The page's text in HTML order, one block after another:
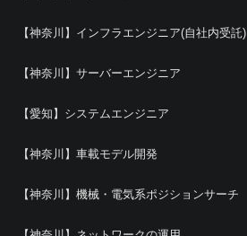
【神奈川】インフラエンジニア(自社内受託)
【神奈川】サーバーエンジニア
【愛知】システムエンジニア
【神奈川】車載モデル開発
【神奈川】機械・電気系ポジションサーチ